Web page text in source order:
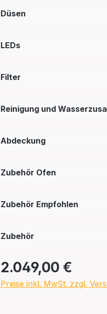
2.049,00 €
Preise inkl. MwSt. zzgl.
Düsen
LEDs
Filter
Reinigung und
Abdeckung
Zubehör Ofen
Zubehör Empfohlen
Zubehör